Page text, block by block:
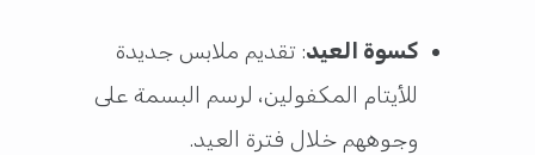
كسوة العيد: تقديم ملابس جديدة
للأيتام المكفولين، لرسم البسمة على
وجوههم خلال فترة العيد.